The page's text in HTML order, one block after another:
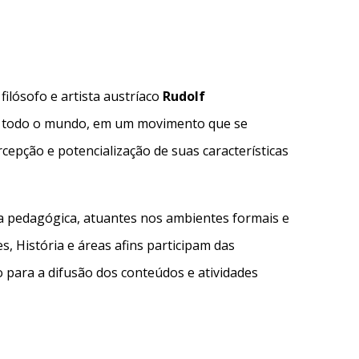
filósofo e artista austríaco Rudolf
o mundo, em um movimento que se
e potencialização de suas características
pedagógica, atuantes nos ambientes formais e
História e áreas afins participam das
a difusão dos conteúdos e atividades